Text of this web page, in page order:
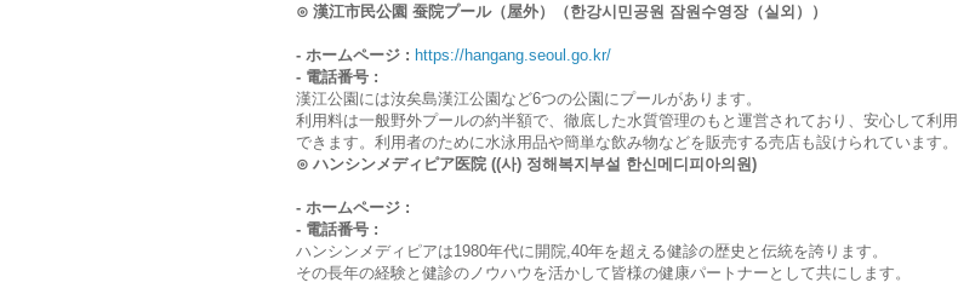
⊙ 漢江市民公園 蚕院プール（屋外）（한강시민공원 잠원수영장（실외））
- ホームページ : https://hangang.seoul.go.kr/
- 電話番号 :
漢江公園には汝矣島漢江公園など6つの公園にプールがあります。
利用料は一般野外プールの約半額で、徹底した水質管理のもと運営されており、安心して利用
できます。利用者のために水泳用品や簡単な飲み物などを販売する売店も設けられています。
⊙ ハンシンメディピア医院 ((사) 정해복지부설 한신메디피아의원)
- ホームページ :
- 電話番号 :
ハンシンメディピアは1980年代に開院,40年を超える健診の歴史と伝統を誇ります。
その長年の経験と健診のノウハウを活かして皆様の健康パートナーとして共にします。